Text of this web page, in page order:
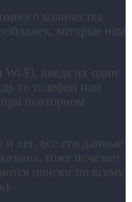
количества
которые нам
Wi-Fi, введя их один
то телефон или
повторном
и лет, все ети данные
тоже исчезает
поиски по всему